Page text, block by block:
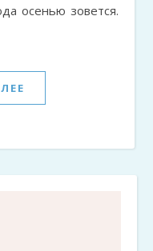
осенью зовется.